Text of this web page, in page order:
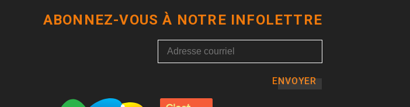
ABONNEZ-VOUS À NOTRE INFOLETTRE
ENVOYER